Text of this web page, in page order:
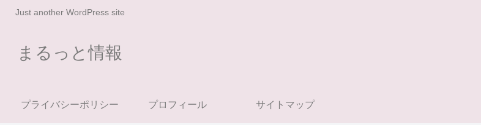
Just another WordPress site
まるっと情報
プライバシーポリシー プロフィール サイトマップ